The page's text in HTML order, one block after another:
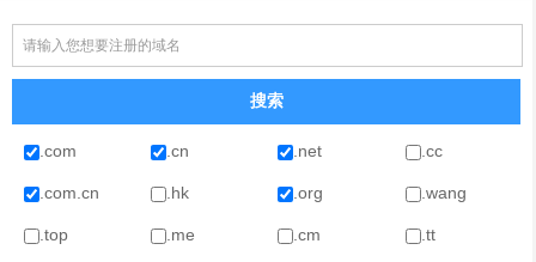
.com .cn .net .cc
.com.cn .hk .org .wang
.top .me .cm .tt